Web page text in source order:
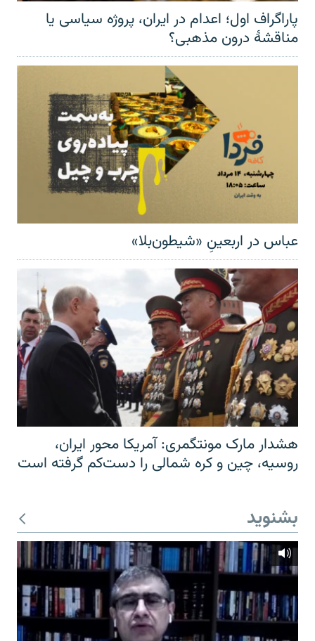
پاراگراف اول؛ اعدام در ایران، پروژه سیاسی یا
مناقشهٔ درون مذهبی؟
عباس در اربعینِ «شیطون‌بلا»
هشدار مارک مونتگمری: آمریکا محور ایران،
روسیه، چین و کره شمالی را دست‌کم گرفته است
بشنوید